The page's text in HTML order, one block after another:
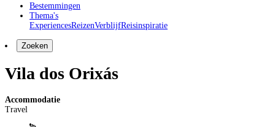
Bestemmingen
Thema's
ExperiencesReizenVerblijfReisinspiratie
Zoeken
Vila dos Orixás
Accommodatie
Travel